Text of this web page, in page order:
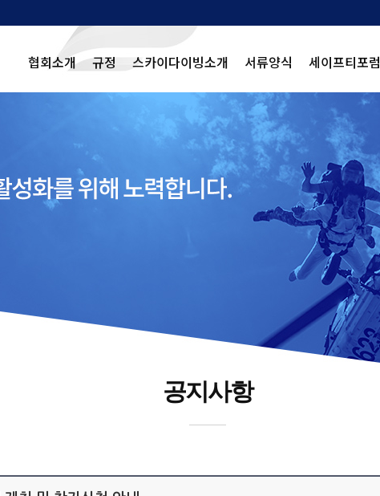
협회소개 규정 스카이다이빙소개 서류양식 세이프티포럼
공지사항